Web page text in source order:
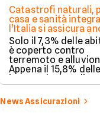
Catastrofi naturali,
casa e sanità
l'Italia si assicura
troppo poco. I dati
Solo il 7,3% delle
è coperto contro
terremoto e
Appena il 15,8%
imprese ha la polizza
catastrofale
dati ANIA 2025 sul
assicurativo
News Assicurazioni